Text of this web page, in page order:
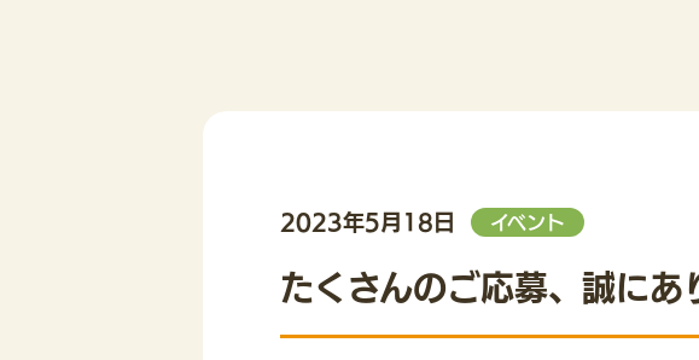
2023年5月18日 イベント
たくさんのご応募、誠にあ